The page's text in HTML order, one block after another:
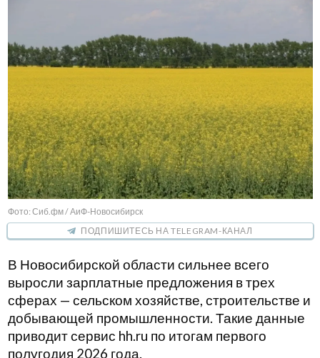
Фото: Сиб.фм / АиФ-Новосибирск
ПОДПИШИТЕСЬ НА TELEGRAM-КАНАЛ
В Новосибирской области сильнее всего
выросли зарплатные предложения в трех
сферах — сельском хозяйстве, строительстве и
добывающей промышленности. Такие данные
приводит сервис hh.ru по итогам первого
полугодия 2026 года.